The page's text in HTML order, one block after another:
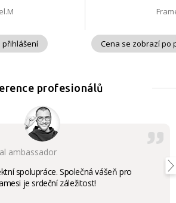
přihlášení Cena se zobrazí po
profesionálů
ambassador
spolupráce. Společná vášeň pro
je srdeční záležitost!